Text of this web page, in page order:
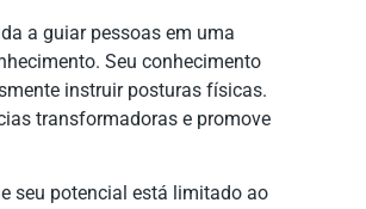
a guiar pessoas em uma
Seu conhecimento
instruir posturas físicas.
transformadoras e promove
seu potencial está limitado ao